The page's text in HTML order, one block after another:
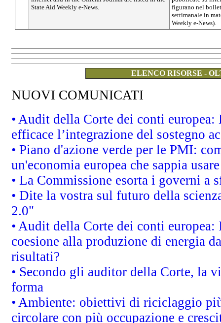
State Aid Weekly e-News.
figurano nel
settimanale in
Weekly e-News).
ELENCO RISORSE -
NUOVI COMUNICATI
• Audit della Corte dei conti
efficace l’integrazione del sostegno
• Piano d'azione verde per le PMI:
un'economia europea che sappia
• La Commissione esorta i governi
• Dite la vostra sul futuro della
2.0"
• Audit della Corte dei conti
coesione alla produzione di energia
risultati?
• Secondo gli auditor della Corte, la
forma
• Ambiente: obiettivi di riciclaggio
circolare con più occupazione e